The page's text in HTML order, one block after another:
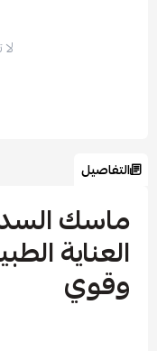
التفاصيل
ماسك
العناية
وقوي